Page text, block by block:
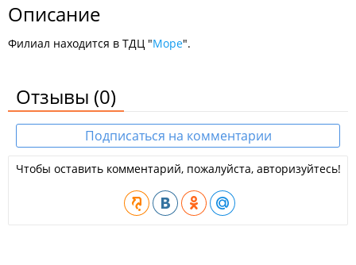
Описание
Филиал находится в ТДЦ "Море".
Отзывы (0)
Подписаться на комментарии
Чтобы оставить комментарий, пожалуйста, авторизуйтесь!